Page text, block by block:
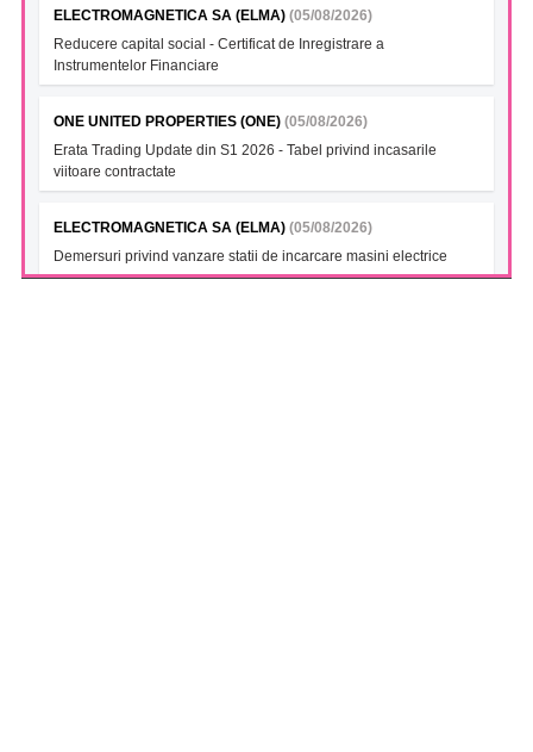
ELECTROMAGNETICA SA (ELMA) (05/08/2026)
Reducere capital social - Certificat de Inregistrare a
Instrumentelor Financiare
ONE UNITED PROPERTIES (ONE) (05/08/2026)
Erata Trading Update din S1 2026 - Tabel privind incasarile
viitoare contractate
ELECTROMAGNETICA SA (ELMA) (05/08/2026)
Demersuri privind vanzare statii de incarcare masini electrice